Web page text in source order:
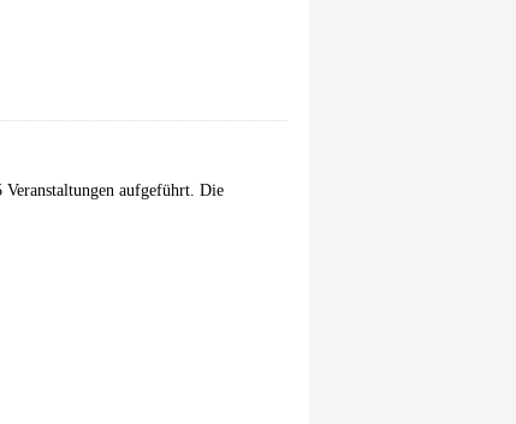
aufgeführt. Die